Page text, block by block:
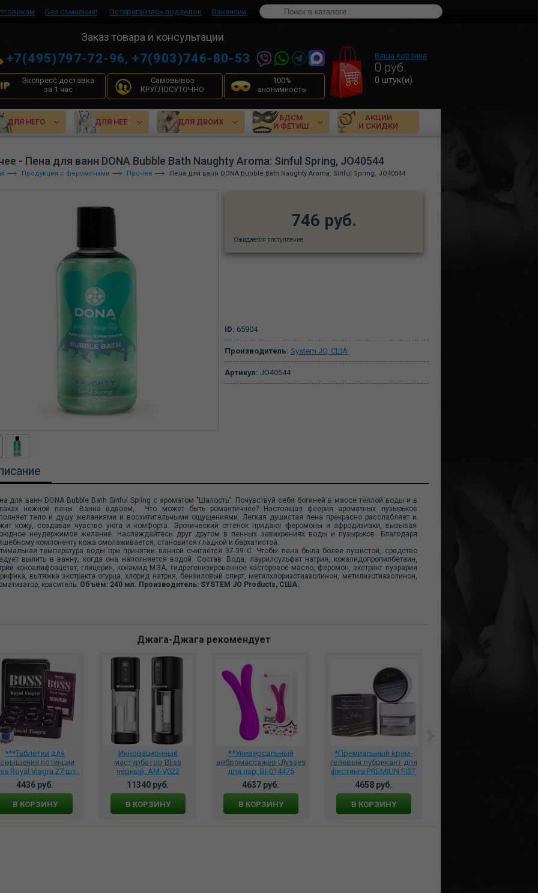
Без сомнений! Остерегайтесь подделок Вакансии
Заказ товара и консультации
+7(495)797-72-96,+7(903)746-80-53
Экспресс доставка
за 1 час
Самовывоз
КРУГЛОСУТОЧНО
100%
анонимность
Ваша корзина
0 руб.
0 штук(и)
ДЛЯ НЕГО ДЛЯ НЕЁ ДЛЯ ДВОИХ
БДСМ
И ФЕТИШ
АКЦИИ
И СКИДКИ
- Пена для ванн DONA Bubble Bath Naughty Aroma: Sinful Spring, JO40544
Продукция с феромонами Прочее Пена для ванн DONA Bubble Bath Naughty Aroma: Sinful Spring, JO40544
746 руб.
Ожидается поступление
ID: 65904
Производитель: System JO, США
Артикул: JO40544
для ванн DONA Bubble Bath Sinful Spring с ароматом "Шалость". Почувствуй себя богиней в массе теплой воды и в
нежной пены. Ванна вдвоем,… Что может быть романтичнее? Настоящая феерия ароматных пузырьков
тело и душу желаниями и восхитительными ощущениями. Легкая душистая пена прекрасно расслабляет и
кожу, создавая чувство уюта и комфорта. Эротический оттенок придают феромоны и афродизиаки, вызывая
неудержимое желание. Наслаждайтесь друг другом в пенных завихрениях воды и пузырьков. Благодаря
компоненту кожа омолаживается, становится гладкой и бархатистой.
температура воды при принятии ванной считается 37-39 С. Чтобы пена была более пушистой, средство
вылить в ванну, когда она наполняется водой. Состав: Вода, лаурилсульфат натрия, кокалидопропилбетаин,
кокоалифоацетат, глицерин, кокамид МЭА, гидрогенизированное касторовое масло, феромон, экстракт пуэрария
вытяжка экстракта огурца, хлорид натрия, бензиловый спирт, метилхлоризотиазолинон, метилизотиазолинон,
краситель. Объём: 240 мл. Производитель: SYSTEM JO Products, США.
Джага-Джага рекомендует
***Таблетки для
потенции
Royal Viagra 27 шт.,
BRV-1509
4436 руб.
В КОРЗИНУ
Инновационный
мастурбатор Bliss
чёрный, AM-V022
11340 руб.
В КОРЗИНУ
**Универсальный
вибромассажер Ulysses
для пар, BI-014475
4637 руб.
В КОРЗИНУ
*Премиальный крем-
гелевый лубрикант для
фистинга PREMIUN FIST
CREMс ионами серебра
и экстрактом эхинацеи
4658 руб.
В КОРЗИНУ